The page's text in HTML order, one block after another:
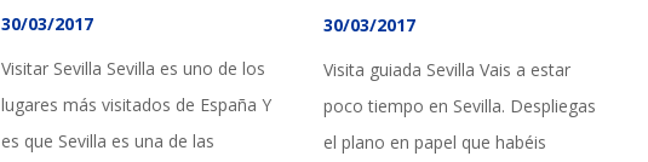
30/03/2017
Visitar Sevilla Sevilla es uno de los
lugares más visitados de España Y
es que Sevilla es una de las
30/03/2017
Visita guiada Sevilla Vais a estar
poco tiempo en Sevilla. Despliegas
el plano en papel que habéis